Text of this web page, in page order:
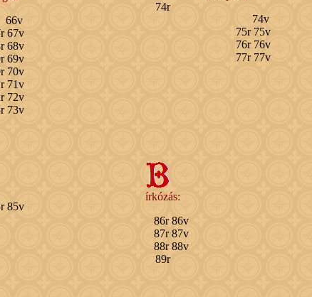
67v
68v
69v
70v
71v
72v
73v
74r
74v
75r 75v
76r 76v
77r 77v
85v
írkózás:
86r 86v
87r 87v
88r 88v
89r